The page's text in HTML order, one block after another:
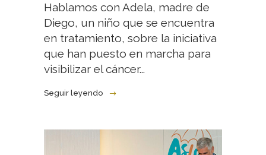
Hablamos con Adela, madre de
Diego, un niño que se encuentra
en tratamiento, sobre la iniciativa
que han puesto en marcha para
visibilizar el cáncer...
Seguir leyendo